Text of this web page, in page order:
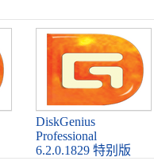
DiskGenius
Professional
6.2.0.1829 特别版